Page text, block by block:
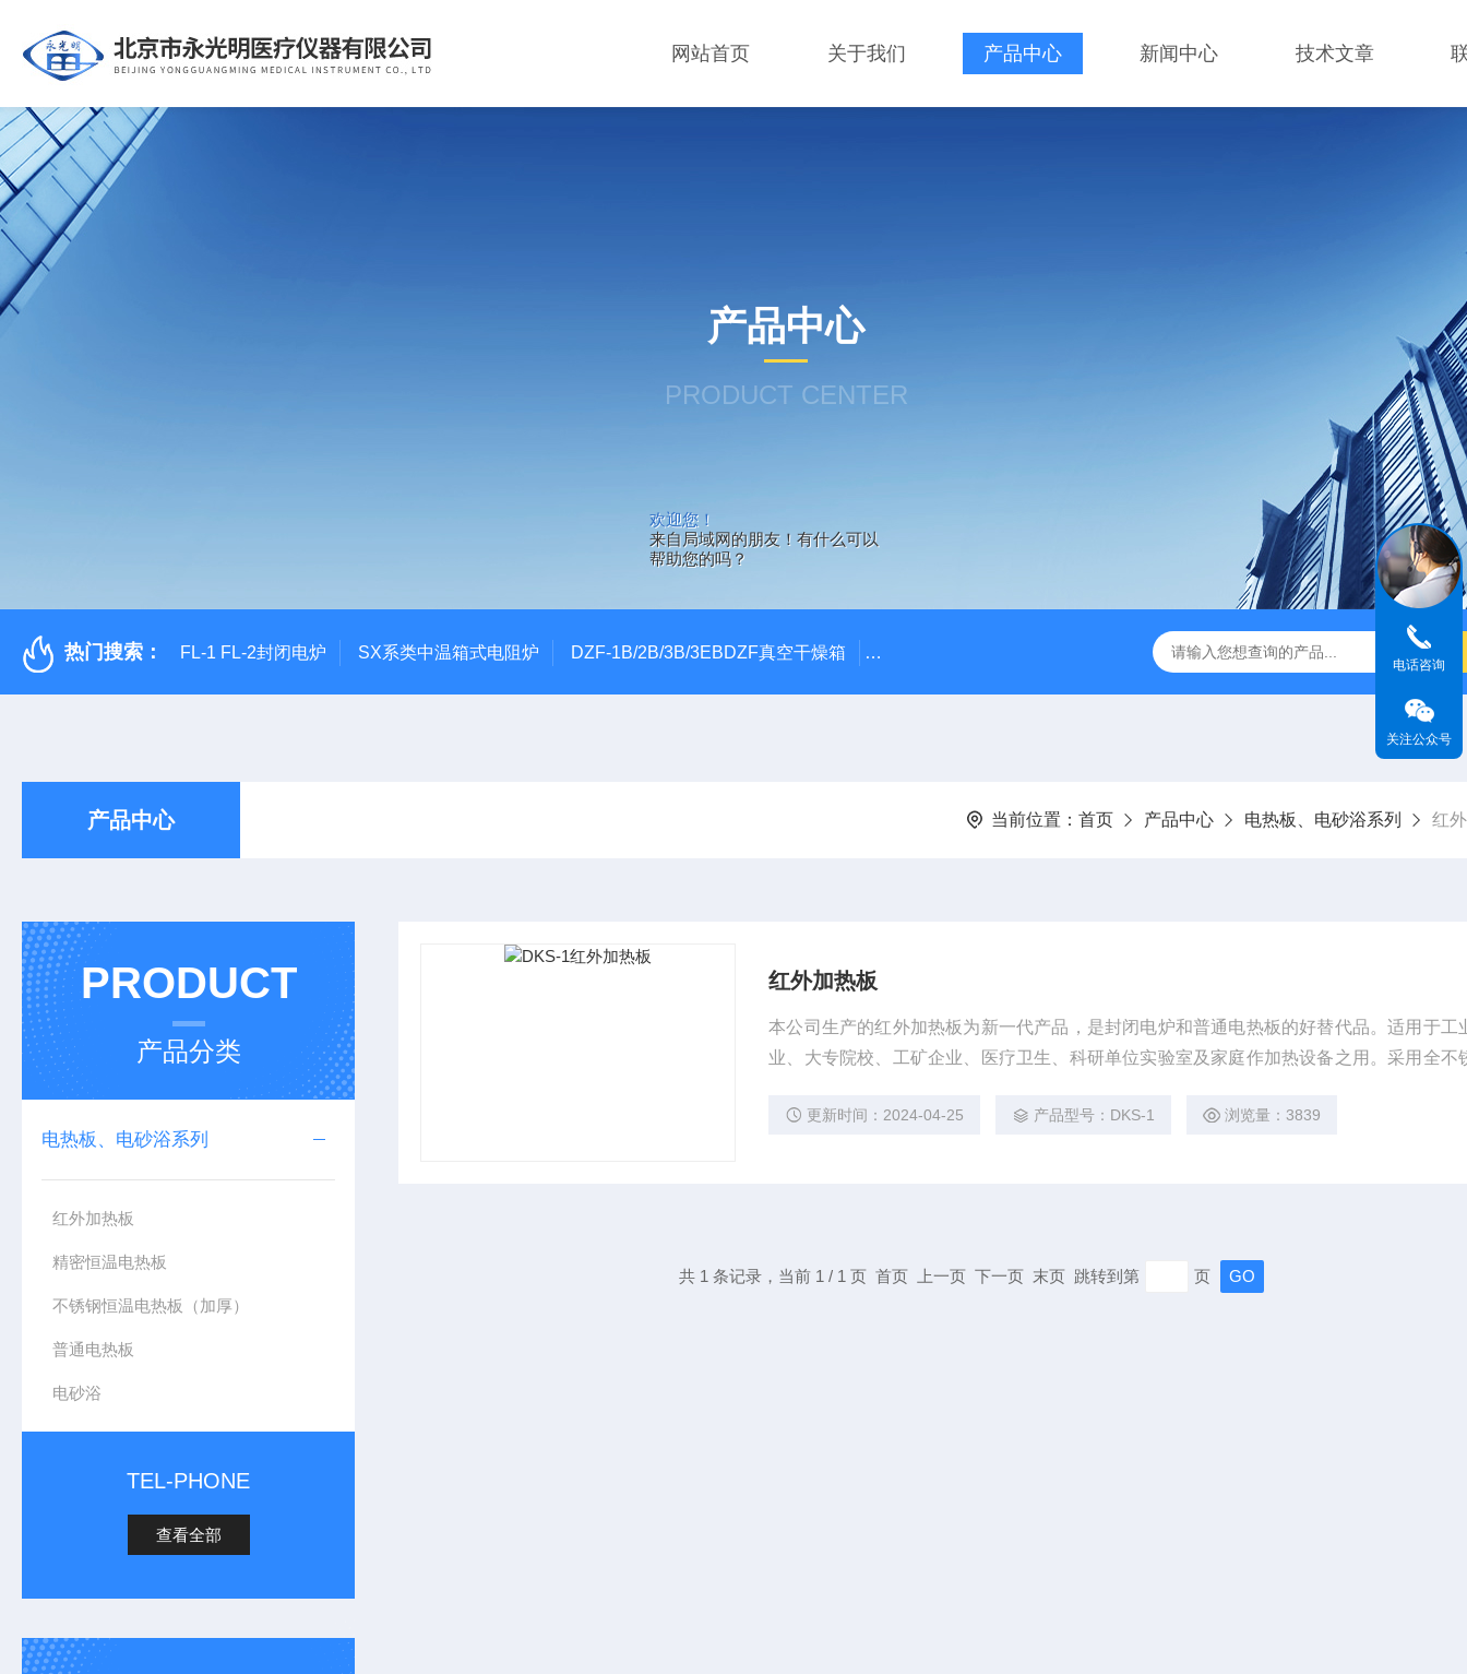
欢迎您！
来自局域网的朋友！有什么可以
帮助您的吗？
网站首页 关于我们 产品中心 新闻中心 技术文章
产品中心
PRODUCT CENTER
热门搜索： FL-1 FL-2封闭电炉 SX系类中温箱式电阻炉 DZF-1B/2B/3B/3EBDZF真空干燥箱 100*60颚式破碎机 JMB系列精密恒温电热板 恒温恒湿生化培养箱
产品中心 当前位置： 首页 产品中心 电热板、电砂浴系列 红
PRODUCT
产品分类
电热板、电砂浴系列
红外加热板
精密恒温电热板
不锈钢恒温电热板（加厚）
普通电热板
电砂浴
TEL-PHONE
查看全部
红外加热板
本公司生产的红外加热板为新一代产品，是封闭电炉和普通电热板的好替代品。适用于工
业、大专院校、工矿企业、医疗卫生、科研单位实验室及家庭作加热设备之用。采用全不
更新时间：2024-04-25 产品型号：DKS-1 浏览量：3839
共 1 条记录，当前 1 / 1 页 首页 上一页 下一页 末页 跳转到第 页
电话咨询
关注公众号